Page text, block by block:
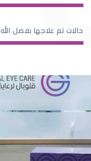
حالات تم علاجها بفضل الله